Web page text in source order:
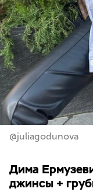
@juliagodunova
Дима
джинсы +